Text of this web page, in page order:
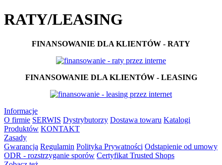
RATY/LEASING
FINANSOWANIE DLA KLIENTÓW - RATY
FINANSOWANIE DLA KLIENTÓW - LEASING
Informacje
O firmie SERWIS Dystrybutorzy Dostawa towaru Katalogi
Produktów KONTAKT
Zasady
Gwarancja Regulamin Polityka Prywatności Odstąpienie od umowy
ODR - rozstrzyganie sporów Certyfikat Trusted Shops